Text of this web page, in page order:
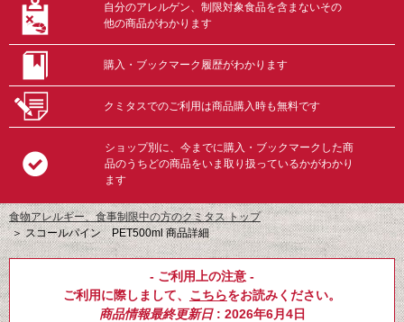
自分のアレルゲン、制限対象食品を含まないその
他の商品がわかります
購入・ブックマーク履歴がわかります
クミタスでのご利用は商品購入時も無料です
ショップ別に、今までに購入・ブックマークした商
品のうちどの商品をいま取り扱っているかがわかり
ます
食物アレルギー、食事制限中の方のクミタス トップ
＞スコールパイン PET500ml 商品詳細
- ご利用上の注意 -
ご利用に際しまして、 こちらをお読みください。
商品情報最終更新日: 2026年6月4日